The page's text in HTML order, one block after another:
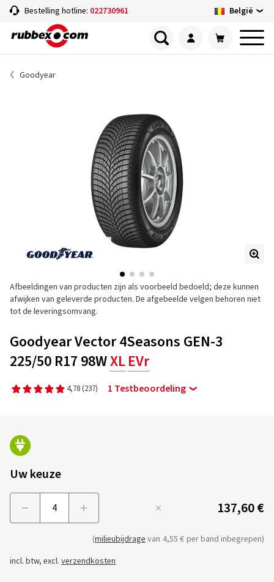
Bestelling hotline: 022730961 België
Goodyear
Afbeeldingen van producten zijn als voorbeeld bedoeld; deze kunnen
afwijken van geleverde producten. De afgebeelde velgen behoren niet
tot de leveringsomvang.
Goodyear Vector 4Seasons GEN-3
225/50 R17 98WXLEVr
4,78 (237) 1 Testbeoordeling
Uw keuze
137,60 €
(milieubijdragevan 4,55 € per band inbegrepen)
incl. btw, excl. verzendkosten